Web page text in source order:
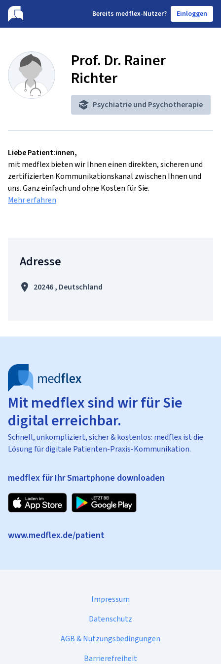
Bereits medflex-Nutzer? Einloggen
Prof. Dr. Rainer
Richter
Psychiatrie und Psychotherapie
Liebe Patient:innen,
mit medflex bieten wir Ihnen einen direkten, sicheren und
zertifizierten Kommunikationskanal zwischen Ihnen und
uns. Ganz einfach und ohne Kosten für Sie.
Mehr erfahren
Adresse
20246 , Deutschland
Mit medflex sind wir für Sie
digital erreichbar.
Schnell, unkompliziert, sicher & kostenlos: medflex ist die
Lösung für digitale Patienten-Praxis-Kommunikation.
medflex für Ihr Smartphone downloaden
www.medflex.de/patient
Impressum
Datenschutz
AGB & Nutzungsbedingungen
Barrierefreiheit